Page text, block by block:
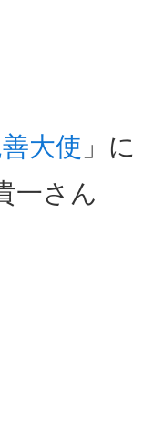
大使 」に
一さん